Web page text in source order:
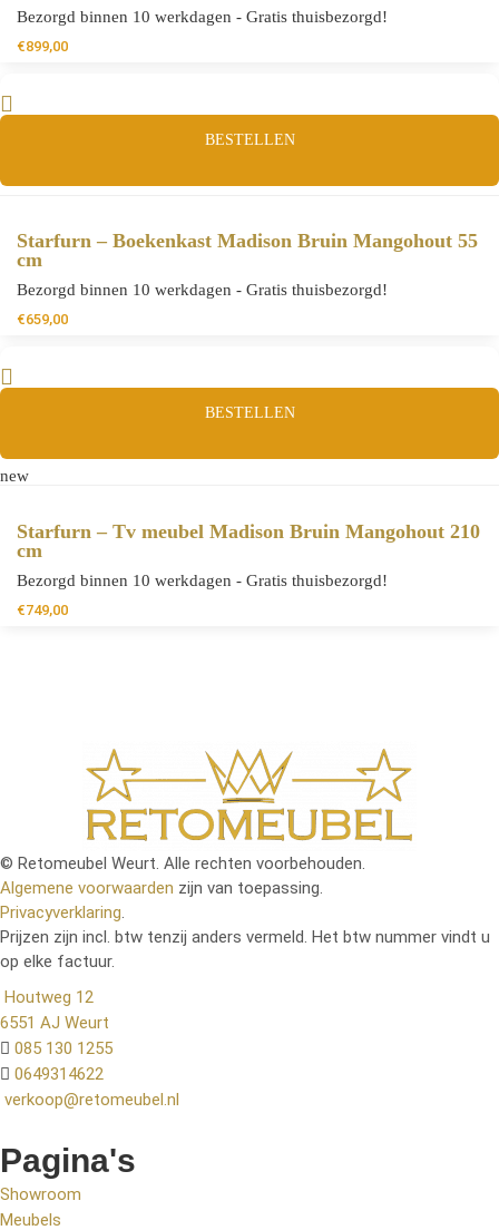
Bezorgd binnen 10 werkdagen - Gratis thuisbezorgd!
€899,00
BESTELLEN
Starfurn – Boekenkast Madison Bruin Mangohout 55
cm
Bezorgd binnen 10 werkdagen - Gratis thuisbezorgd!
€659,00
BESTELLEN
new
Starfurn – Tv meubel Madison Bruin Mangohout 210
cm
Bezorgd binnen 10 werkdagen - Gratis thuisbezorgd!
€749,00
© Retomeubel Weurt. Alle rechten voorbehouden.
Algemene voorwaarden zijn van toepassing.
Privacyverklaring
Prijzen zijn incl. btw tenzij anders vermeld. Het btw nummer vindt u
op elke factuur.
Houtweg 12
6551 AJ Weurt
085 130 1255
0649314622
verkoop@retomeubel.nl
Pagina's
Showroom
Meubels